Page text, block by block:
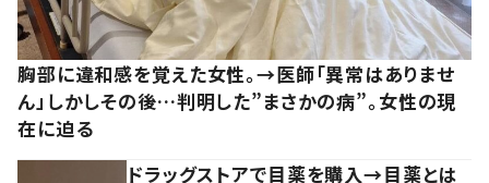
胸部に違和感を覚えた女性。→医師「異常はありませ
ん」しかしその後…判明した”まさかの病”。女性の現
在に迫る
ドラッグストアで目薬を購入→目薬とは